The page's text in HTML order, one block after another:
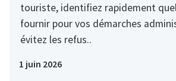
touriste, identifiez rapidement
fournir pour vos démarches
évitez les refus..
1 juin 2026